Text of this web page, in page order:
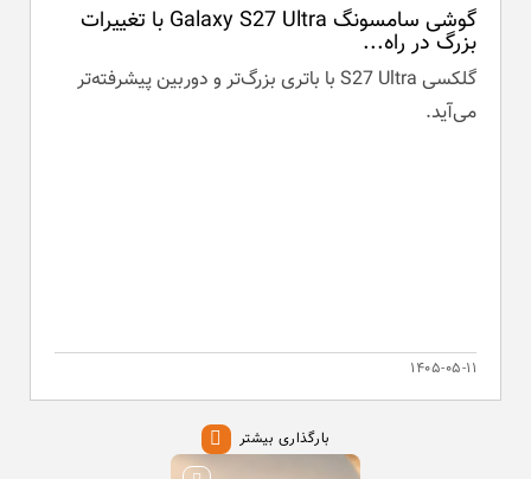
گوشی سامسونگ Galaxy S27 Ultra با تغییرات
بزرگ در راه...
گلکسی S27 Ultra با باتری بزرگ‌تر و دوربین پیشرفته‌تر
می‌آید.
۱۴۰۵-۰۵-۱۱
بارگذاری بیشتر